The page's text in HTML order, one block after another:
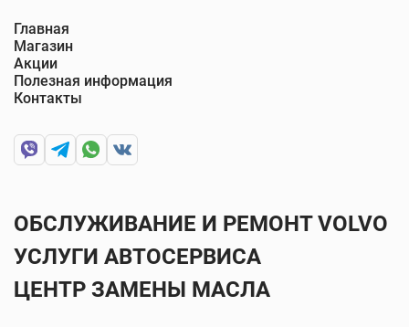
Главная
Магазин
Акции
Полезная информация
Контакты
ОБСЛУЖИВАНИЕ И РЕМОНТ VOLVO
УСЛУГИ АВТОСЕРВИСА
ЦЕНТР ЗАМЕНЫ МАСЛА